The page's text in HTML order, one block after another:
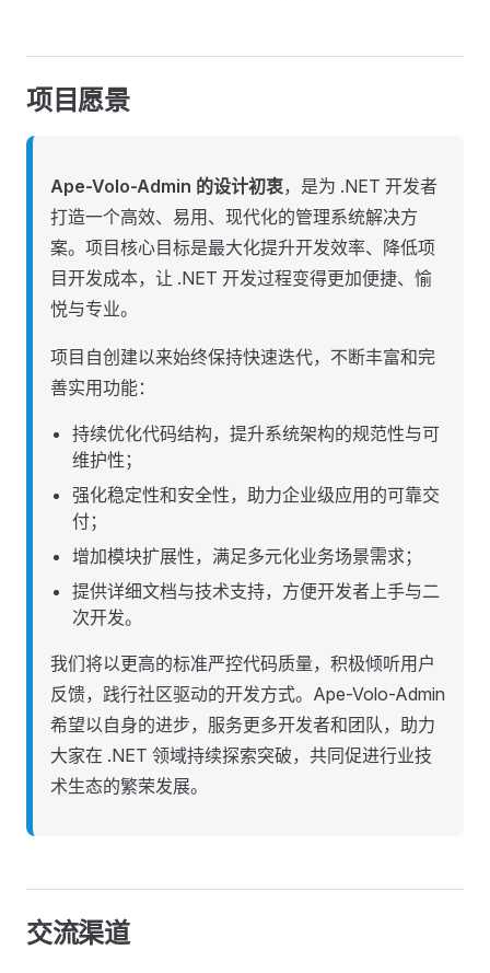
项目愿景
Ape-Volo-Admin 的设计初衷，是为 .NET 开发者
打造一个高效、易用、现代化的管理系统解决方
案。项目核心目标是最大化提升开发效率、降低项
目开发成本，让 .NET 开发过程变得更加便捷、愉
悦与专业。
项目自创建以来始终保持快速迭代，不断丰富和完
善实用功能：
持续优化代码结构，提升系统架构的规范性与可
维护性；
强化稳定性和安全性，助力企业级应用的可靠交
付；
增加模块扩展性，满足多元化业务场景需求；
提供详细文档与技术支持，方便开发者上手与二
次开发。
我们将以更高的标准严控代码质量，积极倾听用户
反馈，践行社区驱动的开发方式。Ape-Volo-Admin
希望以自身的进步，服务更多开发者和团队，助力
大家在 .NET 领域持续探索突破，共同促进行业技
术生态的繁荣发展。
交流渠道